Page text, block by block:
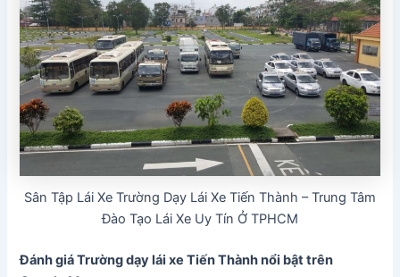
Sân Tập Lái Xe Trường Dạy Lái Xe Tiến Thành – Trung Tâm
Đào Tạo Lái Xe Uy Tín Ở TPHCM
Đánh giá Trường dạy lái xe Tiến Thànhnổi bật trên